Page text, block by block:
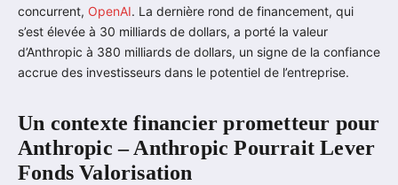
concurrent, OpenAI. La dernière rond de financement, qui
s’est élevée à 30 milliards de dollars, a porté la valeur
d’Anthropic à 380 milliards de dollars, un signe de la confiance
accrue des investisseurs dans le potentiel de l’entreprise.
Un contexte financier prometteur pour
Anthropic – Anthropic Pourrait Lever
Fonds Valorisation